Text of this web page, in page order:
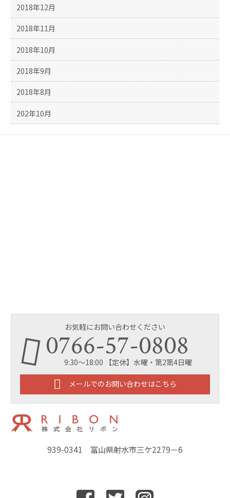
2018年12月
2018年11月
2018年10月
2018年9月
2018年8月
202年10月
939-0341 富山県射水市三ケ2279－6
お気軽にお問い合わせください
0766-57-0808
9:30～18:00 【定休】水曜・第2第4日曜
メールでのお問い合わせはこちら